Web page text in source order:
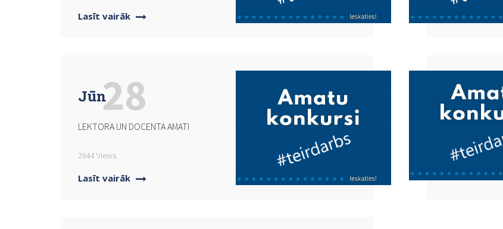
Lasīt vairāk
Jūn
LEKTORA UN DOCENTA AMATI
2644 Views
Lasīt vairāk
28